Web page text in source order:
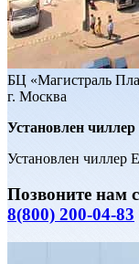
БЦ «Магистраль
г. Москва
Установлен
Установлен чиллер
Позвоните нам
8(800) 200-04-83